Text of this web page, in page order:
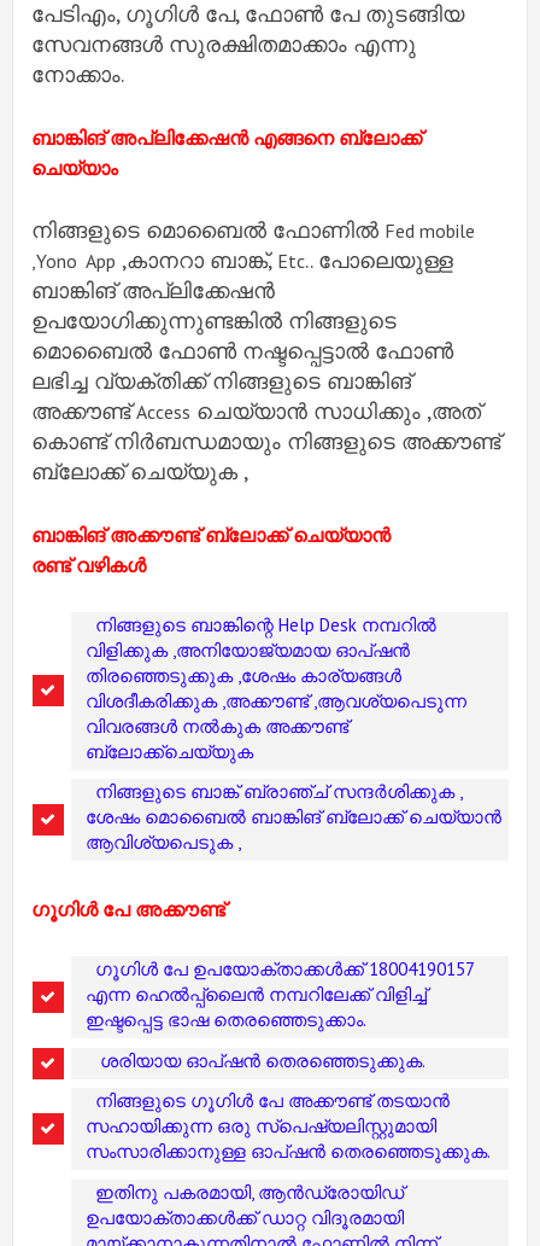
പേടിഎം, ഗൂഗിള്‍ പേ, ഫോണ്‍ പേ തുടങ്ങിയ
സേവനങ്ങള്‍ സുരക്ഷിതമാക്കാം എന്നു
നോക്കാം.
ബാങ്കിങ് അപ്ലിക്കേഷൻ എങ്ങനെ ബ്ലോക്ക്
ചെയ്യാം
നിങ്ങളുടെ മൊബൈൽ ഫോണിൽ Fed mobile
,Yono App ,കാനറാ ബാങ്ക്, Etc.. പോലെയുള്ള
ബാങ്കിങ് അപ്ലിക്കേഷൻ
ഉപയോഗിക്കുന്നുണ്ടങ്കിൽ നിങ്ങളുടെ
മൊബൈൽ ഫോൺ നഷ്ടപ്പെട്ടാൽ ഫോൺ
ലഭിച്ച വ്യക്തിക്ക് നിങ്ങളുടെ ബാങ്കിങ്
അക്കൗണ്ട്Access ചെയ്യാൻ സാധിക്കും ,അത്
കൊണ്ട് നിർബന്ധമായും നിങ്ങളുടെ അക്കൗണ്ട്
ബ്ലോക്ക് ചെയ്യുക ,
ബാങ്കിങ് അക്കൗണ്ട് ബ്ലോക്ക് ചെയ്യാൻ
രണ്ട് വഴികൾ
നിങ്ങളുടെ ബാങ്കിന്റെ Help Desk നമ്പറിൽ
വിളിക്കുക ,അനിയോജ്യമായ ഓപ്ഷൻ
തിരഞ്ഞെടുക്കുക ,ശേഷം കാര്യങ്ങൾ
വിശദീകരിക്കുക ,അക്കൗണ്ട് ,ആവശ്യപെടുന്ന
വിവരങ്ങൾ നൽകുക അക്കൗണ്ട്
ബ്ലോക്ക്ചെയ്യുക
നിങ്ങളുടെ ബാങ്ക് ബ്രാഞ്ച് സന്ദർശിക്കുക ,
ശേഷം മൊബൈൽ ബാങ്കിങ് ബ്ലോക്ക് ചെയ്യാൻ
ആവിശ്യപെടുക ,
ഗൂഗിള്‍ പേ അക്കൗണ്ട്
ഗൂഗിള്‍ പേ ഉപയോക്താക്കള്‍ക്ക് 18004190157
എന്ന ഹെല്‍പ്പ്‌ലൈന്‍ നമ്പറിലേക്ക് വിളിച്ച്
ഇഷ്ടപ്പെട്ട ഭാഷ തെരഞ്ഞെടുക്കാം.
ശരിയായ ഓപ്ഷന്‍ തെരഞ്ഞെടുക്കുക.
നിങ്ങളുടെ ഗൂഗിള്‍ പേ അക്കൗണ്ട് തടയാന്‍
സഹായിക്കുന്ന ഒരു സ്‌പെഷ്യലിസ്റ്റുമായി
സംസാരിക്കാനുള്ള ഓപ്ഷന്‍ തെരഞ്ഞെടുക്കുക.
ഇതിനു പകരമായി, ആന്‍ഡ്രോയിഡ്
ഉപയോക്താക്കള്‍ക്ക് ഡാറ്റ വിദൂരമായി